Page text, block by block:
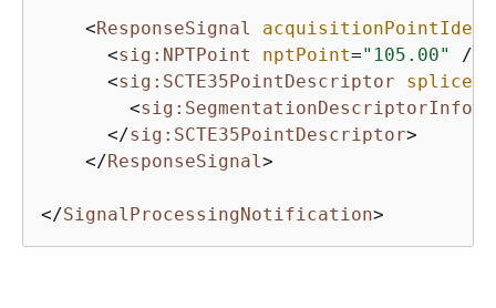
<ResponseSignal
<sig:NPTPoint nptPoint="105.00"
/>
<sig:SCTE35PointDescriptor
<sig:SegmentationDescriptorInfo
</sig:SCTE35PointDescriptor>
</ResponseSignal>
</SignalProcessingNotification>